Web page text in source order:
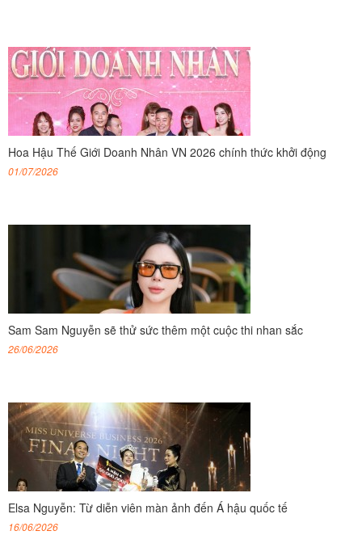
Hoa Hậu Thế Giới Doanh Nhân VN 2026 chính thức khởi động
01/07/2026
Sam Sam Nguyễn sẽ thử sức thêm một cuộc thi nhan sắc
26/06/2026
Elsa Nguyễn: Từ diễn viên màn ảnh đến Á hậu quốc tế
16/06/2026